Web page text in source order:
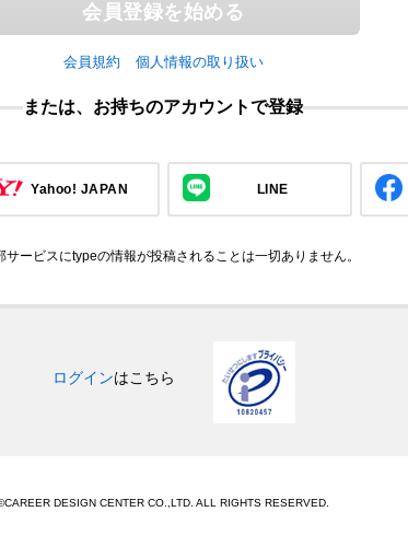
会員登録を始める
会員規約 個人情報の取り扱い
または、お持ちのアカウントで登録
Yahoo! JAPAN LINE
ービスにtypeの情報が投稿されることは一切ありません。
ログインはこちら
DESIGN CENTER CO.,LTD. ALL RIGHTS RESERVED.